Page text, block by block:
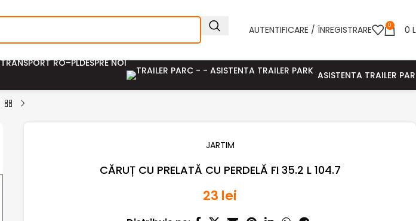
AUTENTIFICARE / ÎNREGISTRARE 0 0
TRANSPORT RO–PLDESPRE NOI
ASISTENTA TRAILER
JARTIM
CĂRUȚ CU PRELATĂ CU PERDELĂ FI 35.2 L 104.7
23 lei